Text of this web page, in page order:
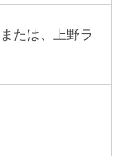
たは、上野ラ